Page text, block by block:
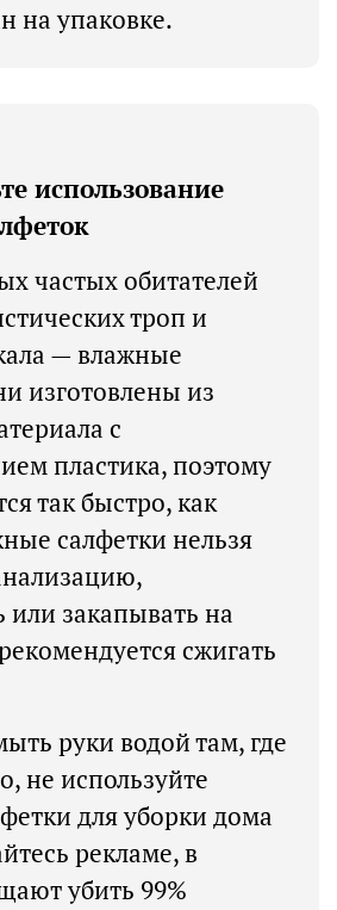
на упаковке.
использование
частых обитателей
троп и
— влажные
изготовлены из
с
пластика, поэтому
так быстро, как
салфетки нельзя
или закапывать на
сжигать
руки водой там, где
не используйте
для уборки дома
рекламе, в
убить 99%